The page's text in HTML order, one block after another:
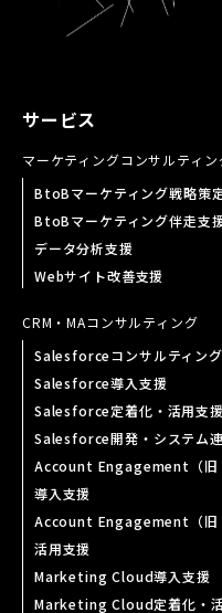
サービス
マーケティングコンサルティン
BtoBマーケティング戦略策
BtoBマーケティング伴走支
データ分析支援
Webサイト改善支援
CRM・MAコンサルティング
Salesforceコンサルティング
Salesforce導入支援
Salesforce定着化・活用支援
Salesforce開発・システム
Account Engagement（旧
導入支援
Account Engagement（旧
活用支援
Marketing Cloud導入支援
Marketing Cloud定着化・